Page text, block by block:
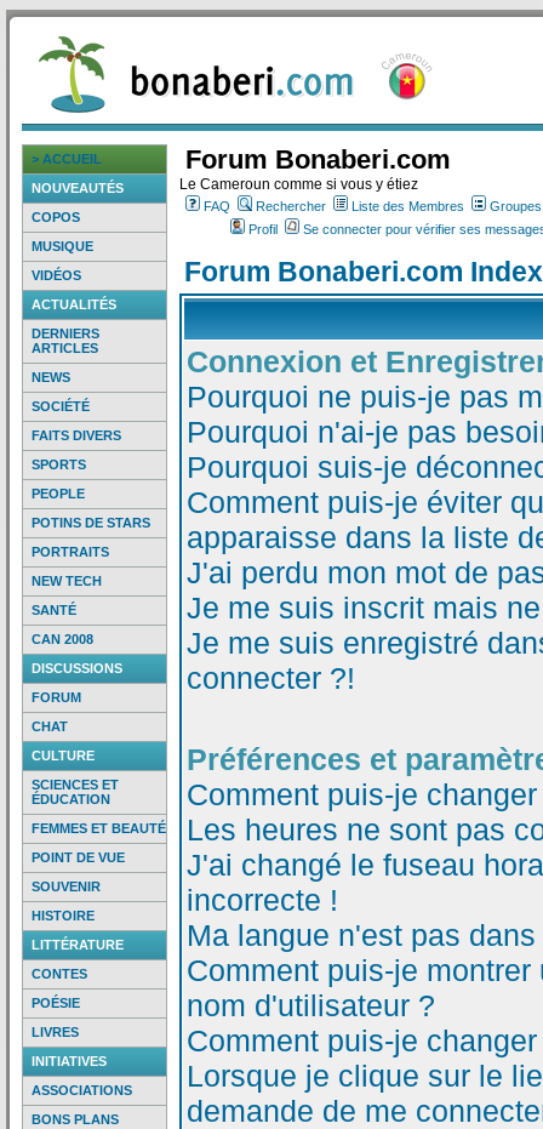
> ACCUEIL
NOUVEAUTÉS
COPOS
MUSIQUE
VIDÉOS
ACTUALITÉS
DERNIERS
ARTICLES
NEWS
SOCIÉTÉ
FAITS DIVERS
SPORTS
PEOPLE
POTINS DE STARS
PORTRAITS
NEW TECH
SANTÉ
CAN 2008
DISCUSSIONS
FORUM
CHAT
CULTURE
SCIENCES ET
ÉDUCATION
FEMMES ET BEAUTÉ
POINT DE VUE
SOUVENIR
HISTOIRE
LITTÉRATURE
CONTES
POÉSIE
LIVRES
INITIATIVES
ASSOCIATIONS
BONS PLANS
Forum Bonaberi.com
Le Cameroun comme si vous y étiez
FAQ Rechercher Liste des Membres
Profil
Se connecter pour vérifier ses
Forum Bonaberi.com
Connexion et
Pourquoi ne puis-je pas
Pourquoi n'ai-je pas
Pourquoi suis-je
Comment puis-je éviter
apparaisse dans la liste
J'ai perdu mon mot de
Je me suis inscrit mais
Je me suis enregistré
connecter ?!
Préférences et
Comment puis-je
Les heures ne sont pas
J'ai changé le fuseau
incorrecte !
Ma langue n'est pas
Comment puis-je
nom d'utilisateur ?
Comment puis-je
Lorsque je clique sur le
demande de me